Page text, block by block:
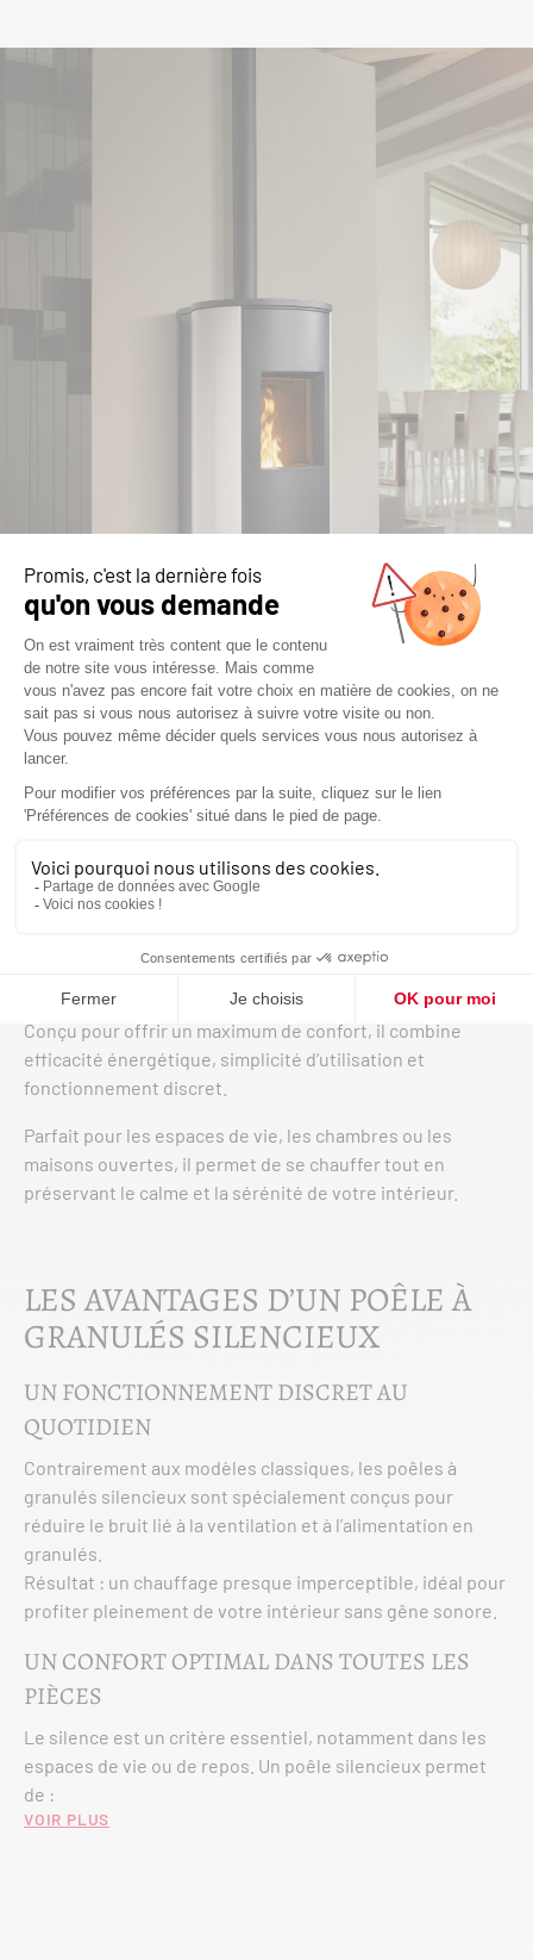
POÊLES À GRANULÉS SILENCIEUX : LE
DISCRÉTION
profiter d’un chauffage performant sans nuisance sonore.
Conçu pour offrir un maximum de confort, il combine
efficacité énergétique, simplicité d’utilisation et
fonctionnement discret.
Parfait pour les espaces de vie, les chambres ou les
maisons ouvertes, il permet de se chauffer tout en
préservant le calme et la sérénité de votre intérieur.
LES AVANTAGES D’UN POÊLE À
GRANULÉS SILENCIEUX
UN FONCTIONNEMENT DISCRET AU
QUOTIDIEN
Contrairement aux modèles classiques, les poêles à
granulés silencieux sont spécialement conçus pour
réduire le bruit lié à la ventilation et à l’alimentation en
granulés.
Résultat : un chauffage presque imperceptible, idéal pour
profiter pleinement de votre intérieur sans gêne sonore.
UN CONFORT OPTIMAL DANS TOUTES LES
PIÈCES
Le silence est un critère essentiel, notamment dans les
espaces de vie ou de repos. Un poêle silencieux permet
de :
Voir plus